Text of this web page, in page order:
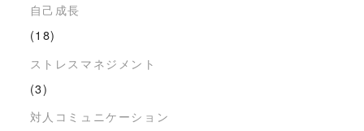
自己成長
(18)
ストレスマネジメント
(3)
対人コミュニケーション